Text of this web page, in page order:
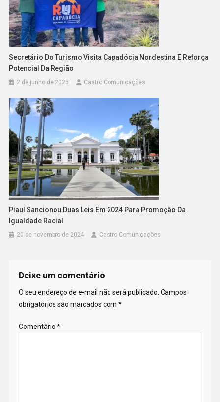
Secretário Do Turismo Visita Capadócia Nordestina E Reforça
Potencial Da Região
2 de junho de 2025 Castro Comunicações
Piauí Sancionou Duas Leis Em 2024 Para Promoção Da
Igualdade Racial
20 de novembro de 2024 Castro Comunicações
Deixe um comentário
O seu endereço de e-mail não será publicado. Campos
obrigatórios são marcados com *
Comentário *